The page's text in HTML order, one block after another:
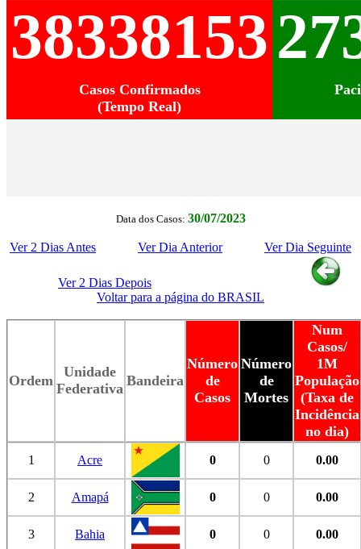
38338153
Casos Confirmados
(Tempo Real)
Data dos Casos: 30/07/2023
Ver 2 Dias Antes Ver Dia Anterior Ver Dia Seguinte
Ver 2 Dias Depois
Voltar para a página do BRASIL
Ordem
Unidade
Federativa Bandeira
Número
de
Casos
Número
de
Mortes
Num
Casos/
1M
População
(Taxa de
Incidência
no dia)
1 Acre 0 0 0.00
2 Amapá 0 0 0.00
3 Bahia 0 0 0.00